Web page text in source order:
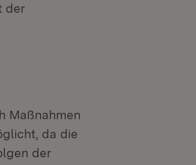
der
Maßnahmen
da die
der